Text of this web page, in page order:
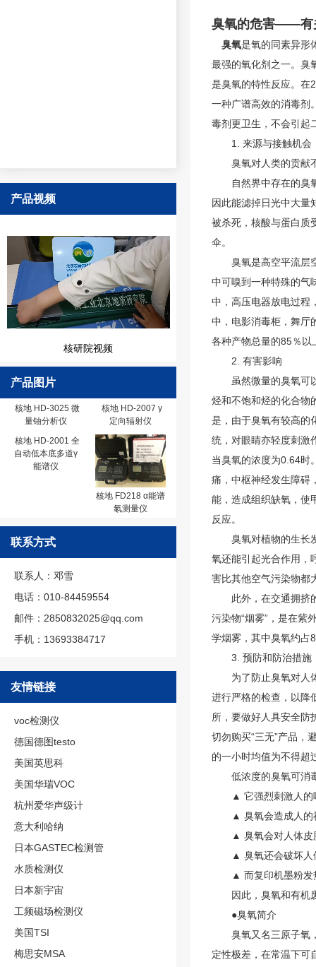
产品视频
核研院视频
产品图片
核地 HD-3025 微
量铀分析仪
核地 HD-2007 γ
定向辐射仪
核地 HD-2001 全
自动低本底多道γ
能谱仪
核地 FD218 α能谱
氡测量仪
联系方式
联系人：邓雪
电话：010-84459554
邮件：2850832025@qq.com
手机：13693384717
友情链接
voc检测仪
德国德图testo
美国英思科
美国华瑞VOC
杭州爱华声级计
意大利哈纳
日本GASTEC检测管
水质检测仪
日本新宇宙
工频磁场检测仪
美国TSI
梅思安MSA
臭氧的危害——有
臭氧是氧的同素异形
最强的氧化剂之一。臭
是臭氧的特性反应。在
一种广谱高效的消毒剂
毒剂更卫生，不会引起
1. 来源与接触机会
臭氧对人类的贡献
自然界中存在的臭氧
因此能滤掉日光中大量
被杀死，核酸与蛋白质
伞。
臭氧是高空平流层
中可嗅到一种特殊的气
中，高压电器放电过程
中，电影消毒柜，舞厅
各种产物总量的85％以
2. 有害影响
虽然微量的臭氧可以
烃和不饱和烃的化合物
是，由于臭氧有较高的
统，对眼睛亦轻度刺激
当臭氧的浓度为0.64时
痛，中枢神经发生障碍
能，造成组织缺氧，使
反应。
臭氧对植物的生长发
氧还能引起光合作用，
害比其他空气污染物都
此外，在交通拥挤的
污染物“烟雾”，是在
学烟雾，其中臭氧约占
3. 预防和防治措施
为了防止臭氧对人体
进行严格的检查，以降
所，要做好人具安全防
切勿购买“三无”产品，
的一小时均值为不得超
低浓度的臭氧可消毒
▲ 它强烈刺激人的呼
▲ 臭氧会造成人的神
▲ 臭氧会对人体皮肤
▲ 臭氧还会破坏人体
▲ 而复印机墨粉发热
因此，臭氧和有机废
●臭氧简介
臭氧又名三原子氧，
定性极差，在常温下可